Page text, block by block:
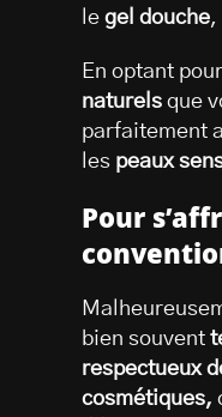
le gel douche,
En optant
naturels que
parfaitement
les peaux
Pour
bien souvent
respectueux
cosmétiques,